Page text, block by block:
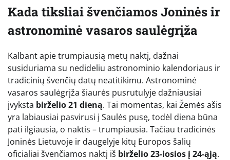
Kada tiksliai švenčiamos Joninės ir
astronominė vasaros saulėgrįža
Kalbant apie trumpiausią metų naktį, dažnai
susiduriama su nedideliu astronominio kalendoriaus ir
tradicinių švenčių datų neatitikimu. Astronominė
vasaros saulėgrįža šiaurės pusrutulyje dažniausiai
įvyksta birželio 21 dieną. Tai momentas, kai Žemės ašis
yra labiausiai pasvirusi į Saulės pusę, todėl diena būna
pati ilgiausia, o naktis – trumpiausia. Tačiau tradicinės
Joninės Lietuvoje ir daugelyje kitų Europos šalių
oficialiai švenčiamos naktį iš birželio 23-iosios į 24-ąją.